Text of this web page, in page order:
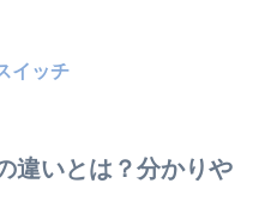
イッチ
違いとは？分かりや